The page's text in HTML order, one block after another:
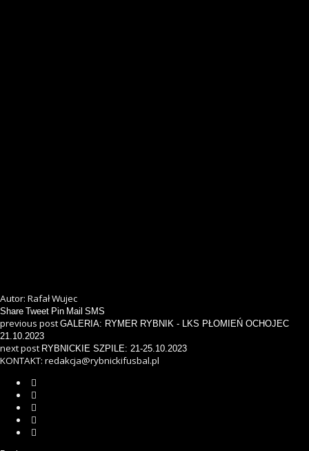
Autor: Rafał Wujec
Share Tweet Pin Mail SMS
previous postGALERIA: RYMER RYBNIK - LKS PŁOMIEŃ OCHOJEC
21.10.2023
next post RYBNICKIE SZPILE: 21-25.10.2023
KONTAKT: redakcja@rybnickifusbal.pl